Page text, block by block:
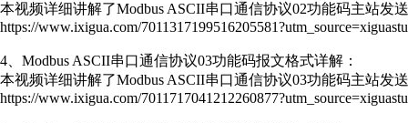
本视频详细讲解了Modbus ASCII串口通信协议02功能码主站发
https://www.ixigua.com/
4、Modbus ASCII串口通信协议03功能码报文格式详解：
本视频详细讲解了Modbus ASCII串口通信协议03功能码主站发
https://www.ixigua.com/